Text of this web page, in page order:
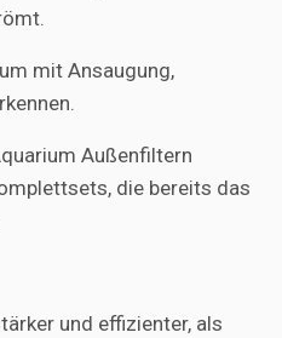
mit Ansaugung,
Außenfiltern
die bereits das
und effizienter, als